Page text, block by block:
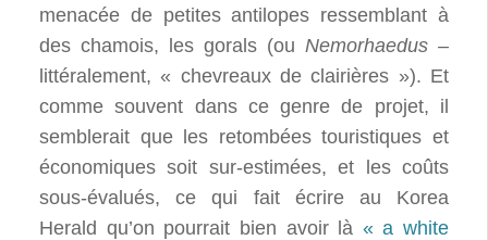
menacée de petites antilopes ressemblant à
des chamois, les gorals (ou Nemorhaedus –
littéralement, « chevreaux de clairières »). Et
comme souvent dans ce genre de projet, il
semblerait que les retombées touristiques et
économiques soit sur-estimées, et les coûts
sous-évalués, ce qui fait écrire au Korea
Herald qu’on pourrait bien avoir là « a white